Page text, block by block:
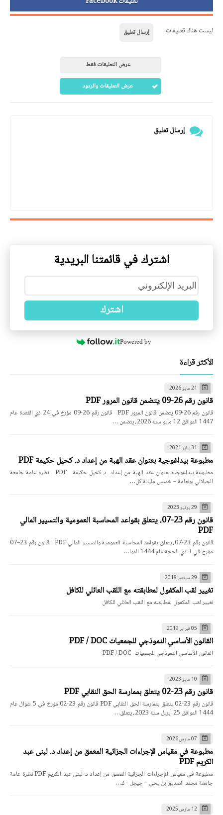
ليست هناك تعليقات إرسال تعليق
عرض التعليقات فقط
عرض التعليقات والردود
إرسال تعليق
اشترك في قائمتنا البريدية
اشترك
Powered by
الأكثر قراءة
21 مايو 2026
قانون رقم 26-09 يتضمن قانون المرور PDF
قانون رقم 26-09 يتضمن قانون المرور PDF قانون رقم 26-09 مؤرخ في 24 ذي القعدة عام
1447 الموافق 12 مايو سنة 2026، يتضمن …
31 يناير 2021
مطبوعة بيداغوجية بعنوان عقد الهبة من إعداد د. كحيل حكيمة PDF
مطبوعة بيداغوجية بعنوان عقد الهبة من إعداد د. كحيل حكيمة PDF نظرة عامة جامعة
الجيلالي بونعامة – خميس مليانة كل…
29 يونيو 2023
قانون رقم 23-07، يتعلق بقواعد المحاسبة العمومية والتسيير المالي
PDF
قانون رقم 23-07، يتعلق بقواعد المحاسبة العمومية والتسيير المالي PDF قانون رقم 23–07
مؤرخ في 3 ذي الحجة عام 1444 الموا…
29 سبتمبر 2018
تغيير لقب المكفول لمطابقته مع اللقب العائلي للكافل
تغيير لقب المكفول لمطابقته مع اللقب العائلي للكافل
05 فبراير 2019
القانون الأساسي النموذجي للجمعيات PDF / DOC
القانون الأساسي النموذجي للجمعيات PDF / DOC
10 مايو 2023
قانون رقم 23-02 يتعلق بممارسة الحق النقابي PDF
قانون رقم 23-02 يتعلق بممارسة الحق النقابي PDF قانون رقم 23-02 مؤرخ في 5 شوال عام
1444 الموافق 25 أبريل سنة 2023، يتعلق…
07 مارس 2026
مطبوعة في مقياس الإجراءات الجزائية المعمق من إعداد د. لبنى عبد
الكريم PDF
مطبوعة في مقياس الإجراءات الجزائية المعمق من إعداد د. لبنى عبد الكريم PDF نظرة عامة
جامعة محمد الصديق بن يحي – جيجل - ك…
12 مارس 2025